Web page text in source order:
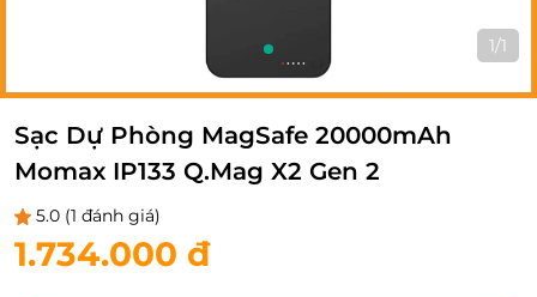
1/1
Sạc Dự Phòng MagSafe 20000mAh
Momax IP133 Q.Mag X2 Gen 2
5.0 (1 đánh giá)
1.734.000 đ